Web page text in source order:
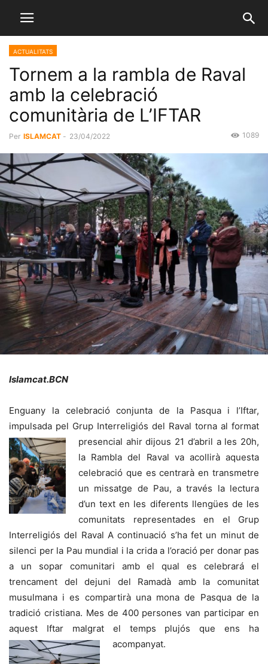
ACTUALITATS
Tornem a la rambla de Raval
amb la celebració
comunitària de L’IFTAR
Per ISLAMCAT - 23/04/2022 1089
Islamcat.BCN
Enguany la celebració conjunta de la Pasqua i l’Iftar,
impulsada pel Grup Interreligiós del Raval torna al format
presencial ahir dijous 21 d’abril a les 20h,
la Rambla del Raval va acollirà aquesta
celebració que es centrarà en transmetre
un missatge de Pau, a través la lectura
d’un text en les diferents llengües de les
comunitats representades en el Grup
Interreligiós del Raval A continuació s’ha fet un minut de
silenci per la Pau mundial i la crida a l’oració per donar pas
a un sopar comunitari amb el qual es celebrará el
trencament del dejuni del Ramadà amb la comunitat
musulmana i es compartirà una mona de Pasqua de la
tradició cristiana. Mes de 400 persones van participar en
aquest Iftar malgrat el temps plujós que ens ha
acompanyat.